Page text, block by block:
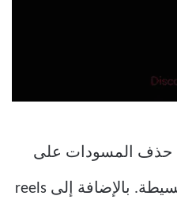
حذف المسودات على
Instagram ببضع خطوات بسيطة. بالإضافة إلى reels